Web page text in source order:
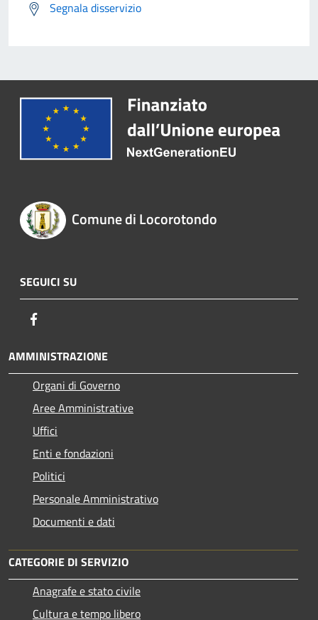
Segnala disservizio
Comune di Locorotondo
SEGUICI SU
AMMINISTRAZIONE
Organi di Governo
Aree Amministrative
Uffici
Enti e fondazioni
Politici
Personale Amministrativo
Documenti e dati
CATEGORIE DI SERVIZIO
Anagrafe e stato civile
Cultura e tempo libero